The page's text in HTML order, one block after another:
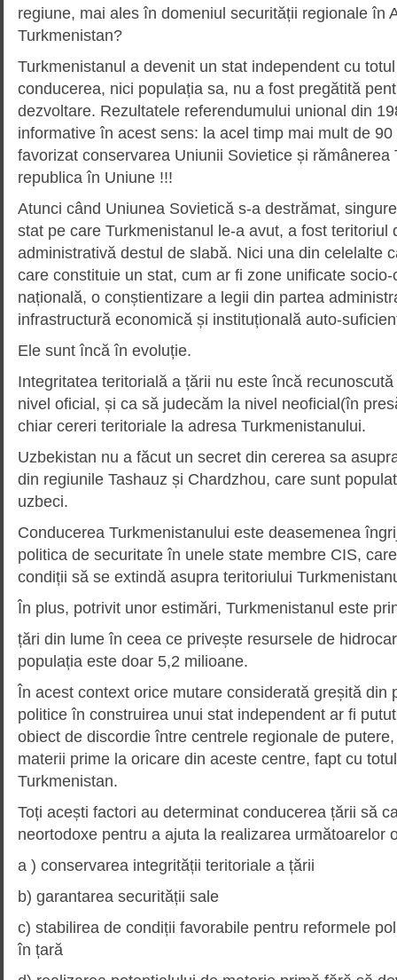
regiune, mai ales în domeniul securității regionale în
Turkmenistan?
Turkmenistanul a devenit un stat independent cu
conducerea, nici populația sa, nu a fost pregătită
dezvoltare. Rezultatele referendumului unional din
informative în acest sens: la acel timp mai mult de
favorizat conservarea Uniunii Sovietice și rămânerea
republica în Uniune !!!
Atunci când Uniunea Sovietică s-a destrămat,
stat pe care Turkmenistanul le-a avut, a fost teritoriul
administrativă destul de slabă. Nici una din celelalte
care constituie un stat, cum ar fi zone unificate
națională, o conștientizare a legii din partea
infrastructură economică și instituțională auto-
Ele sunt încă în evoluție.
Integritatea teritorială a țării nu este încă
nivel oficial, și ca să judecăm la nivel neoficial(în
chiar cereri teritoriale la adresa Turkmenistanului.
Uzbekistan nu a făcut un secret din cererea sa
din regiunile Tashauz și Chardzhou, care sunt
uzbeci.
Conducerea Turkmenistanului este deasemenea
politica de securitate în unele state membre CIS,
condiții să se extindă asupra teritoriului
În plus, potrivit unor estimări, Turkmenistanul este
țări din lume în ceea ce privește resursele de
populația este doar 5,2 milioane.
În acest context orice mutare considerată greșită din
politice în construirea unui stat independent ar fi
obiect de discordie între centrele regionale de
materii prime la oricare din aceste centre, fapt cu
Turkmenistan.
Toți acești factori au determinat conducerea țării să
neortodoxe pentru a ajuta la realizarea următoarelor
a ) conservarea integrității teritoriale a țării
b) garantarea securității sale
c) stabilirea de condiții favorabile pentru reformele
în țară